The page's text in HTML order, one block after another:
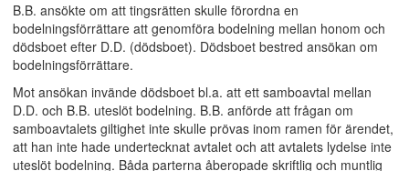
B.B. ansökte om att tingsrätten skulle förordna en
bodelningsförrättare att genomföra bodelning mellan honom och
dödsboet efter D.D. (dödsboet). Dödsboet bestred ansökan om
bodelningsförrättare.
Mot ansökan invände dödsboet bl.a. att ett samboavtal mellan
D.D. och B.B. uteslöt bodelning. B.B. anförde att frågan om
samboavtalets giltighet inte skulle prövas inom ramen för ärendet,
att han inte hade undertecknat avtalet och att avtalets lydelse inte
uteslöt bodelning. Båda parterna åberopade skriftlig och muntlig